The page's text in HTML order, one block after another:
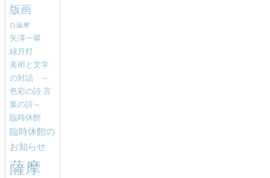
版画
白薩摩
矢澤一翠
緑月灯
美術と文学
の対話 ～
色彩の詩 言
葉の詩～
臨時休館
臨時休館の
お知らせ
薩摩